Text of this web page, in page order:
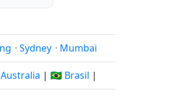
· Sydney · Mumbai
| 🇧🇷 Brasil |